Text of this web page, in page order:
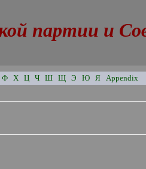
партии и
Ф Х Ц Ч Ш Щ Э Ю Я Appendix